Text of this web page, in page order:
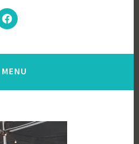
–
N’hésitez
pas
à
;-)
MENU